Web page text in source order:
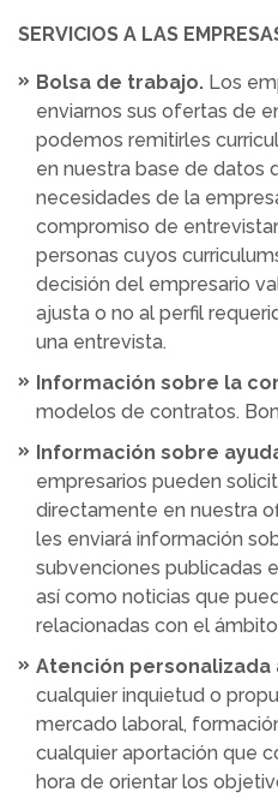
SERVICIOS A LAS
Bolsa de trabajo. Los
enviarnos sus ofertas de
podemos remitirles
en nuestra base de datos
necesidades de la
compromiso de
personas cuyos
decisión del empresario
ajusta o no al perfil
una entrevista.
Información sobre la
modelos de contratos.
Información sobre
empresarios pueden
directamente en nuestra
les enviará información
subvenciones publicadas
así como noticias que
relacionadas con el
Atención personalizada
cualquier inquietud o
mercado laboral,
cualquier aportación que
hora de orientar los